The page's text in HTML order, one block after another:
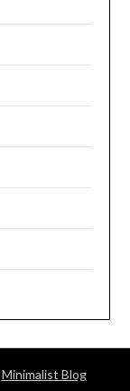
Minimalist Blog